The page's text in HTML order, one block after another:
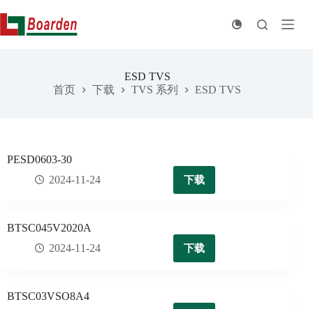
至
内
ESD TVS
首页
下载 TVS 系列 ESD TVS
PESD0603-30
2024-11-24
下载
BTSC045V2020A
2024-11-24
下载
BTSC03VSO8A4